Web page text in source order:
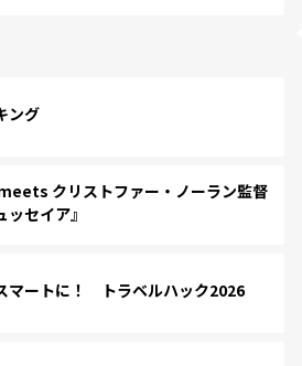
ング
クリストファー・ノーラン監督
セイア』
マートに！ トラベルハック2026